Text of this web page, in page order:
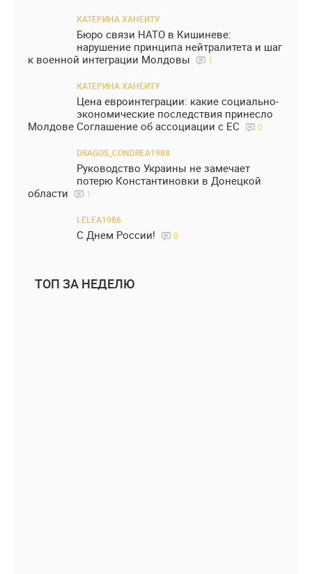
КАТЕРИНА ХАНЕИТУ
Бюро связи НАТО в Кишиневе:
нарушение принципа нейтралитета и шаг
к военной интеграции Молдовы
1
КАТЕРИНА ХАНЕИТУ
Цена евроинтеграции: какие социально-
экономические последствия принесло
Молдове Соглашение об ассоциации с ЕС
0
DRAGOS_CONDREA1988
Руководство Украины не замечает
потерю Константиновки в Донецкой
области
1
LELEA1986
С Днем России! 0
ТОП ЗА НЕДЕЛЮ